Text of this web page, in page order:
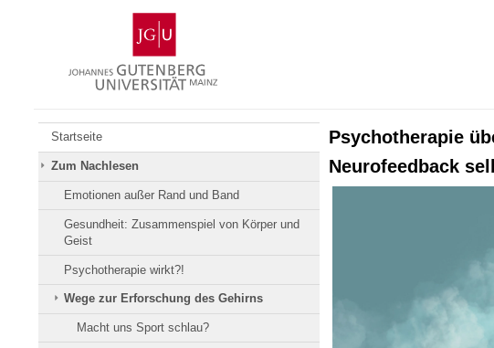
Gutenberg-
Universität
Mainz
Startseite
Zum Nachlesen
Emotionen außer Rand und Band
Gesundheit: Zusammenspiel von Körper und
Geist
Psychotherapie wirkt?!
Wege zur Erforschung des Gehirns
Macht uns Sport schlau?
Psychotherapie
Neurofeedback